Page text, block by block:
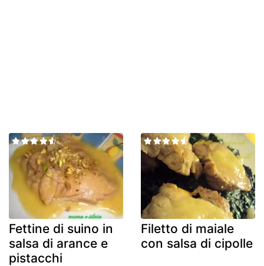
Fettine di suino in
salsa di arance e
pistacchi
Filetto di maiale
con salsa di cipolle